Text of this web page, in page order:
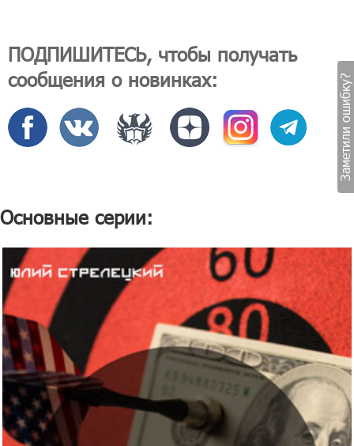
ПОДПИШИТЕСЬ, чтобы получать
сообщения о новинках:
Основные серии:
Заметили ошибку?